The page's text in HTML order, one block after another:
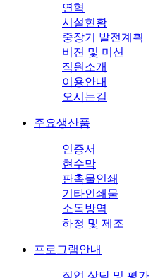
연혁
시설현황
중장기 발전계획
비젼 및 미션
직원소개
이용안내
오시는길
주요생산품
인증서
현수막
판촉물인쇄
기타인쇄물
소독방역
하청 및 제조
프로그램안내
직업 상담 및 평가